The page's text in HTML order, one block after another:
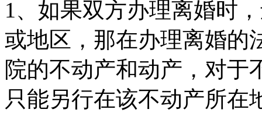
1、如果双方办理离婚时
或地区，那在办理离婚的
院的不动产和动产，对于
只能另行在该不动产所在